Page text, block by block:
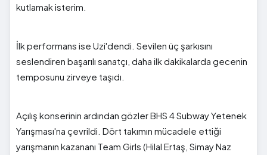
kutlamak isterim.
İlk performans ise Uzi'dendi. Sevilen üç şarkısını
seslendiren başarılı sanatçı, daha ilk dakikalarda gecenin
temposunu zirveye taşıdı.
Açılış konserinin ardından gözler BHS 4 Subway Yetenek
Yarışması'na çevrildi. Dört takımın mücadele ettiği
yarışmanın kazananı Team Girls (Hilal Ertaş, Simay Naz